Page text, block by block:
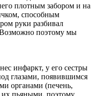
плотным забором и на
способным
руки разбивал
поэтому мы
инфаркт, у его сестры
глазами, появившимся
органами (печень,
их пьяными, поэтому